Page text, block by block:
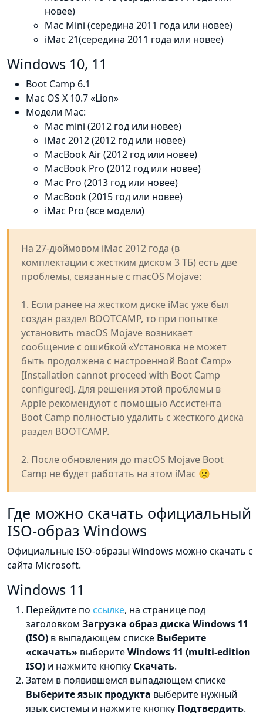
новее)
Mac Mini (середина 2011 года или новее)
iMac 21(середина 2011 года или новее)
Windows 10, 11
Boot Camp 6.1
Mac OS X 10.7 «Lion»
Модели Mac:
Mac mini (2012 год или новее)
iMac 2012 (2012 год или новее)
MacBook Air (2012 год или новее)
MacBook Pro (2012 год или новее)
Mac Pro (2013 год или новее)
MacBook (2015 год или новее)
iMac Pro (все модели)
На 27-дюймовом iMac 2012 года (в
комплектации с жестким диском 3 ТБ) есть две
проблемы, связанные с macOS Mojave:
1. Если ранее на жестком диске iMac уже был
создан раздел BOOTCAMP, то при попытке
установить macOS Mojave возникает
сообщение с ошибкой «Установка не может
быть продолжена с настроенной Boot Camp»
[Installation cannot proceed with Boot Camp
configured]. Для решения этой проблемы в
Apple рекомендуют с помощью Ассистента
Boot Camp полностью удалить с жесткого диска
раздел BOOTCAMP.
2. После обновления до macOS Mojave Boot
Camp не будет работать на этом iMac 🙁
Где можно скачать официальный
ISO-образ Windows
Официальные ISO-образы Windows можно скачать с
сайта Microsoft.
Windows 11
Перейдите по ссылке, на странице под
заголовком Загрузка образ диска Windows 11
(ISO) в выпадающем списке Выберите
«скачать» выберитеWindows 11 (multi-edition
ISO) и нажмите кнопку Скачать.
Затем в появившемся выпадающем списке
Выберите язык продукта выберите нужный
язык системы и нажмите кнопку Подтвердить.